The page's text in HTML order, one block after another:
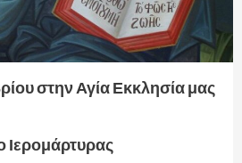
στην Αγία Εκκλησία μας
Ιερομάρτυρας